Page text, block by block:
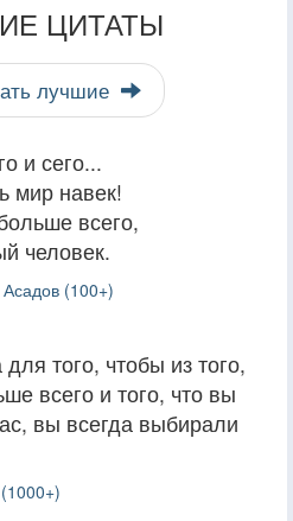
ЦИТАТЫ
лучшие
и сего...
мир навек!
всего,
человек.
(100+)
того, чтобы из того,
всего и того, что вы
вы всегда выбирали